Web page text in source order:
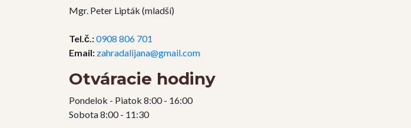
Mgr. Peter Lipták (mladší)
Tel.č.:0908 806 701
Email: zahradalijana@gmail.com
Otváracie hodiny
Pondelok - Piatok 8:00 - 16:00
Sobota 8:00 - 11:30